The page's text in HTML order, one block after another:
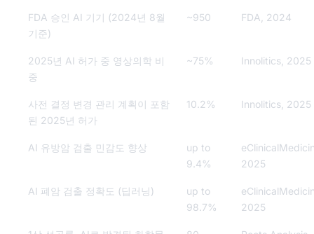
FDA 승인 AI 기기 (2024년 8월
기준)
~950 FDA, 2024
2025년 AI 허가 중 영상의학 비
중
~75% Innolitics, 2025
사전 결정 변경 관리 계획이 포함
된 2025년 허가
10.2% Innolitics, 2025
AI 유방암 검출 민감도 향상
up to
9.4%
2025
AI 폐암 검출 정확도 (딥러닝)
up to
98.7%
2025